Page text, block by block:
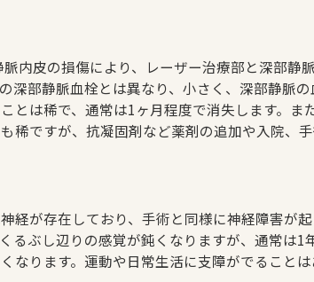
内皮の損傷により、レーザー治療部と深部静
深部静脈血栓とは異なり、小さく、深部静脈
とは稀で、通常は1ヶ月程度で消失します。ま
稀ですが、抗凝固剤など薬剤の追加や入院、
経が存在しており、手術と同様に神経障害が
るぶし辺りの感覚が鈍くなりますが、通常は1
なります。運動や日常生活に支障がでること